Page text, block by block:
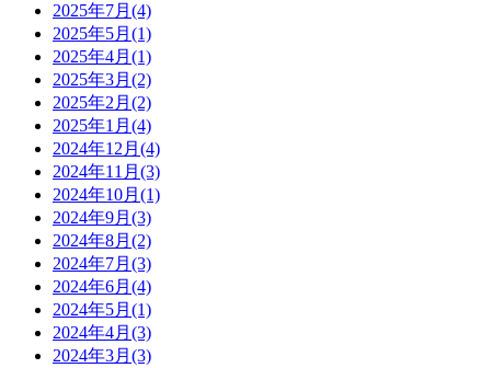
2025年7月(4)
2025年5月(1)
2025年4月(1)
2025年3月(2)
2025年2月(2)
2025年1月(4)
2024年12月(4)
2024年11月(3)
2024年10月(1)
2024年9月(3)
2024年8月(2)
2024年7月(3)
2024年6月(4)
2024年5月(1)
2024年4月(3)
2024年3月(3)